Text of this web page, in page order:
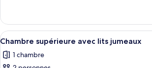
Chambre
Deluxe
avec
lits
jumeaux
Chambre
Deluxe
avec
jumeaux
Afficher
toutes
les
Chambre
7
Chambre supérieure avec lits jumeaux
1 chambre